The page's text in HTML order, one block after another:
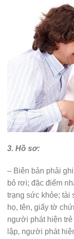
3. Hồ sơ:
– Biên bản phải
bỏ rơi; đặc điểm
trạng sức khỏe; tài
họ, tên, giấy tờ
người phát hiện
lập, người phát